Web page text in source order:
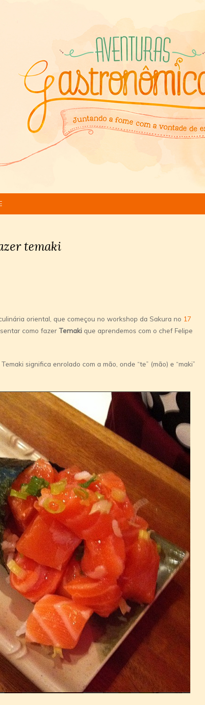
temaki
oriental, que começou no workshop da Sakura no 17
como fazer Temaki que aprendemos com o chef Felipe
significa enrolado com a mão, onde “te” (mão) e “maki”